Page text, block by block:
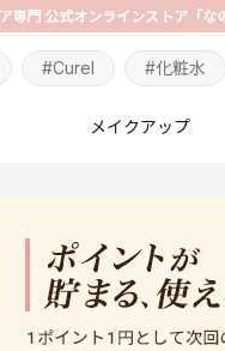
#化粧水
#Curel
メイクアップ